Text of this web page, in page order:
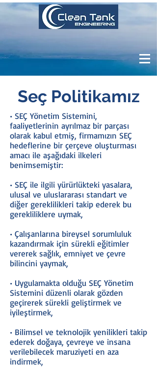
Seç Politikamız
• SEÇ Yönetim Sistemini,
faaliyetlerinin ayrılmaz bir parçası
olarak kabul etmiş, firmamızın SEÇ
hedeflerine bir çerçeve oluşturması
amacı ile aşağıdaki ilkeleri
benimsemiştir:
• SEÇ ile ilgili yürürlükteki yasalara,
ulusal ve uluslararası standart ve
diğer gereklilikleri takip ederek bu
gerekliliklere uymak,
• Çalışanlarına bireysel sorumluluk
kazandırmak için sürekli eğitimler
vererek sağlık, emniyet ve çevre
bilincini yaymak,
• Uygulamakta olduğu SEÇ Yönetim
Sistemini düzenli olarak gözden
geçirerek sürekli geliştirmek ve
iyileştirmek,
• Bilimsel ve teknolojik yenilikleri takip
ederek doğaya, çevreye ve insana
verilebilecek maruziyeti en aza
indirmek,